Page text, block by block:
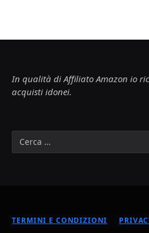
In qualità di Affiliato Amazon io
acquisti idonei.
TERMINI E CONDIZIONI